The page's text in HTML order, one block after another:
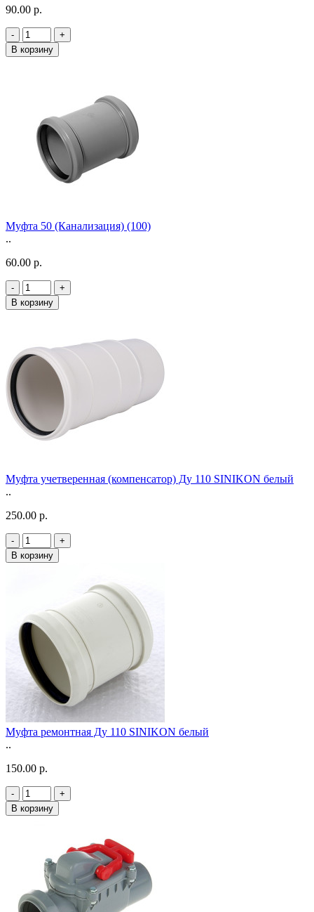
90.00 р.
-
+
В корзину
Муфта 50 (Канализация) (100)
..
60.00 р.
-
+
В корзину
Муфта учетверенная (компенсатор) Ду 110 SINIKON белый
..
250.00 р.
-
+
В корзину
Муфта ремонтная Ду 110 SINIKON белый
..
150.00 р.
-
+
В корзину